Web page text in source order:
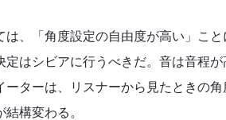
は、「角度設定の自由度が高い」こ
定はシビアに行うべきだ。音は音程
ーターは、リスナーから見たときの
結構変わる。